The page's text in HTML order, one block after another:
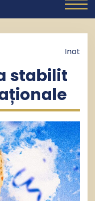
Inot
stabilit